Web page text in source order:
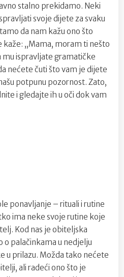
stalno prekidamo. Neki
svoje dijete za svaku
da nam kažu ono što
kaže: „Mama, moram ti nešto
mu ispravljate gramatičke
nećete čuti što vam je dijete
potpunu pozornost. Zato,
i gledajte ih u oči dok vam
ponavljanje – rituali i rutine
ima neke svoje rutine koje
Kod nas je obiteljska
o palačinkama u nedjelju
u prilazu. Možda tako nećete
ali radeći ono što je